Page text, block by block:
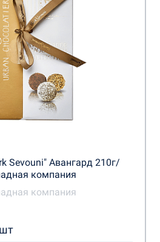
Sevouni" Авангард 210г/
компания
компания